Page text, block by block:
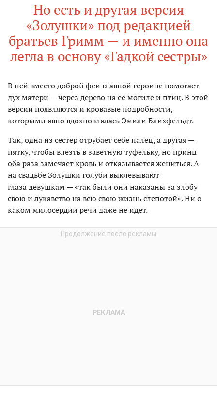
Но есть и другая версия
«Золушки» под редакцией
братьев Гримм — и именно она
легла в основу «Гадкой сестры»
В ней вместо доброй феи главной героине помогает
дух матери — через дерево на ее могиле и птиц. В этой
версии появляются и кровавые подробности,
которыми явно вдохновлялась Эмили Блихфельдт.
Так, одна из сестер отрубает себе палец, а другая —
пятку, чтобы влезть в заветную туфельку, но принц
оба раза замечает кровь и отказывается жениться. А
на свадьбе Золушки голуби выклевывают
глаза девушкам — «так были они наказаны за злобу
свою и лукавство на всю свою жизнь слепотой». Ни о
каком милосердии речи даже не идет.